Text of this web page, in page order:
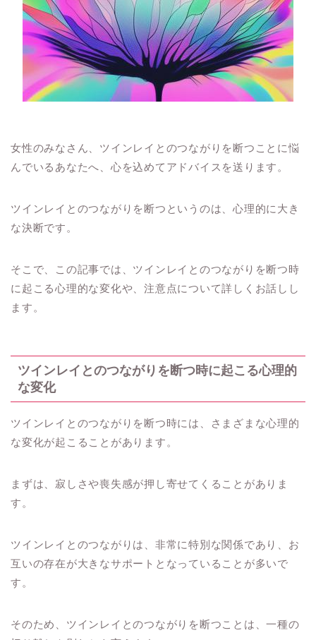
女性のみなさん、ツインレイとのつながりを断つことに悩
んでいるあなたへ、心を込めてアドバイスを送ります。
ツインレイとのつながりを断つというのは、心理的に大き
な決断です。
そこで、この記事では、ツインレイとのつながりを断つ時
に起こる心理的な変化や、注意点について詳しくお話しし
ます。
ツインレイとのつながりを断つ時に起こる心理的
な変化
ツインレイとのつながりを断つ時には、さまざまな心理的
な変化が起こることがあります。
まずは、寂しさや喪失感が押し寄せてくることがありま
す。
ツインレイとのつながりは、非常に特別な関係であり、お
互いの存在が大きなサポートとなっていることが多いで
す。
そのため、ツインレイとのつながりを断つことは、一種の